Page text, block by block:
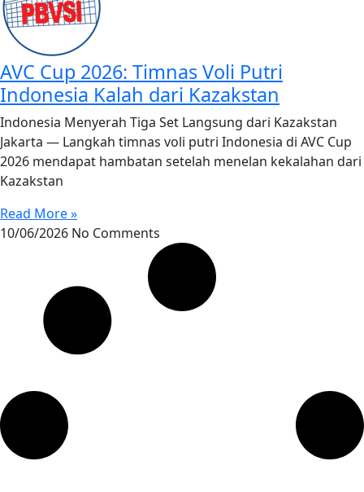
AVC Cup 2026: Timnas Voli Putri
Indonesia Kalah dari Kazakstan
Indonesia Menyerah Tiga Set Langsung dari Kazakstan
Jakarta — Langkah timnas voli putri Indonesia di AVC Cup
2026 mendapat hambatan setelah menelan kekalahan dari
Kazakstan
Read More »
10/06/2026 No Comments